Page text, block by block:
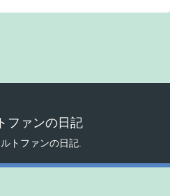
ファンの日記
トファンの日記.